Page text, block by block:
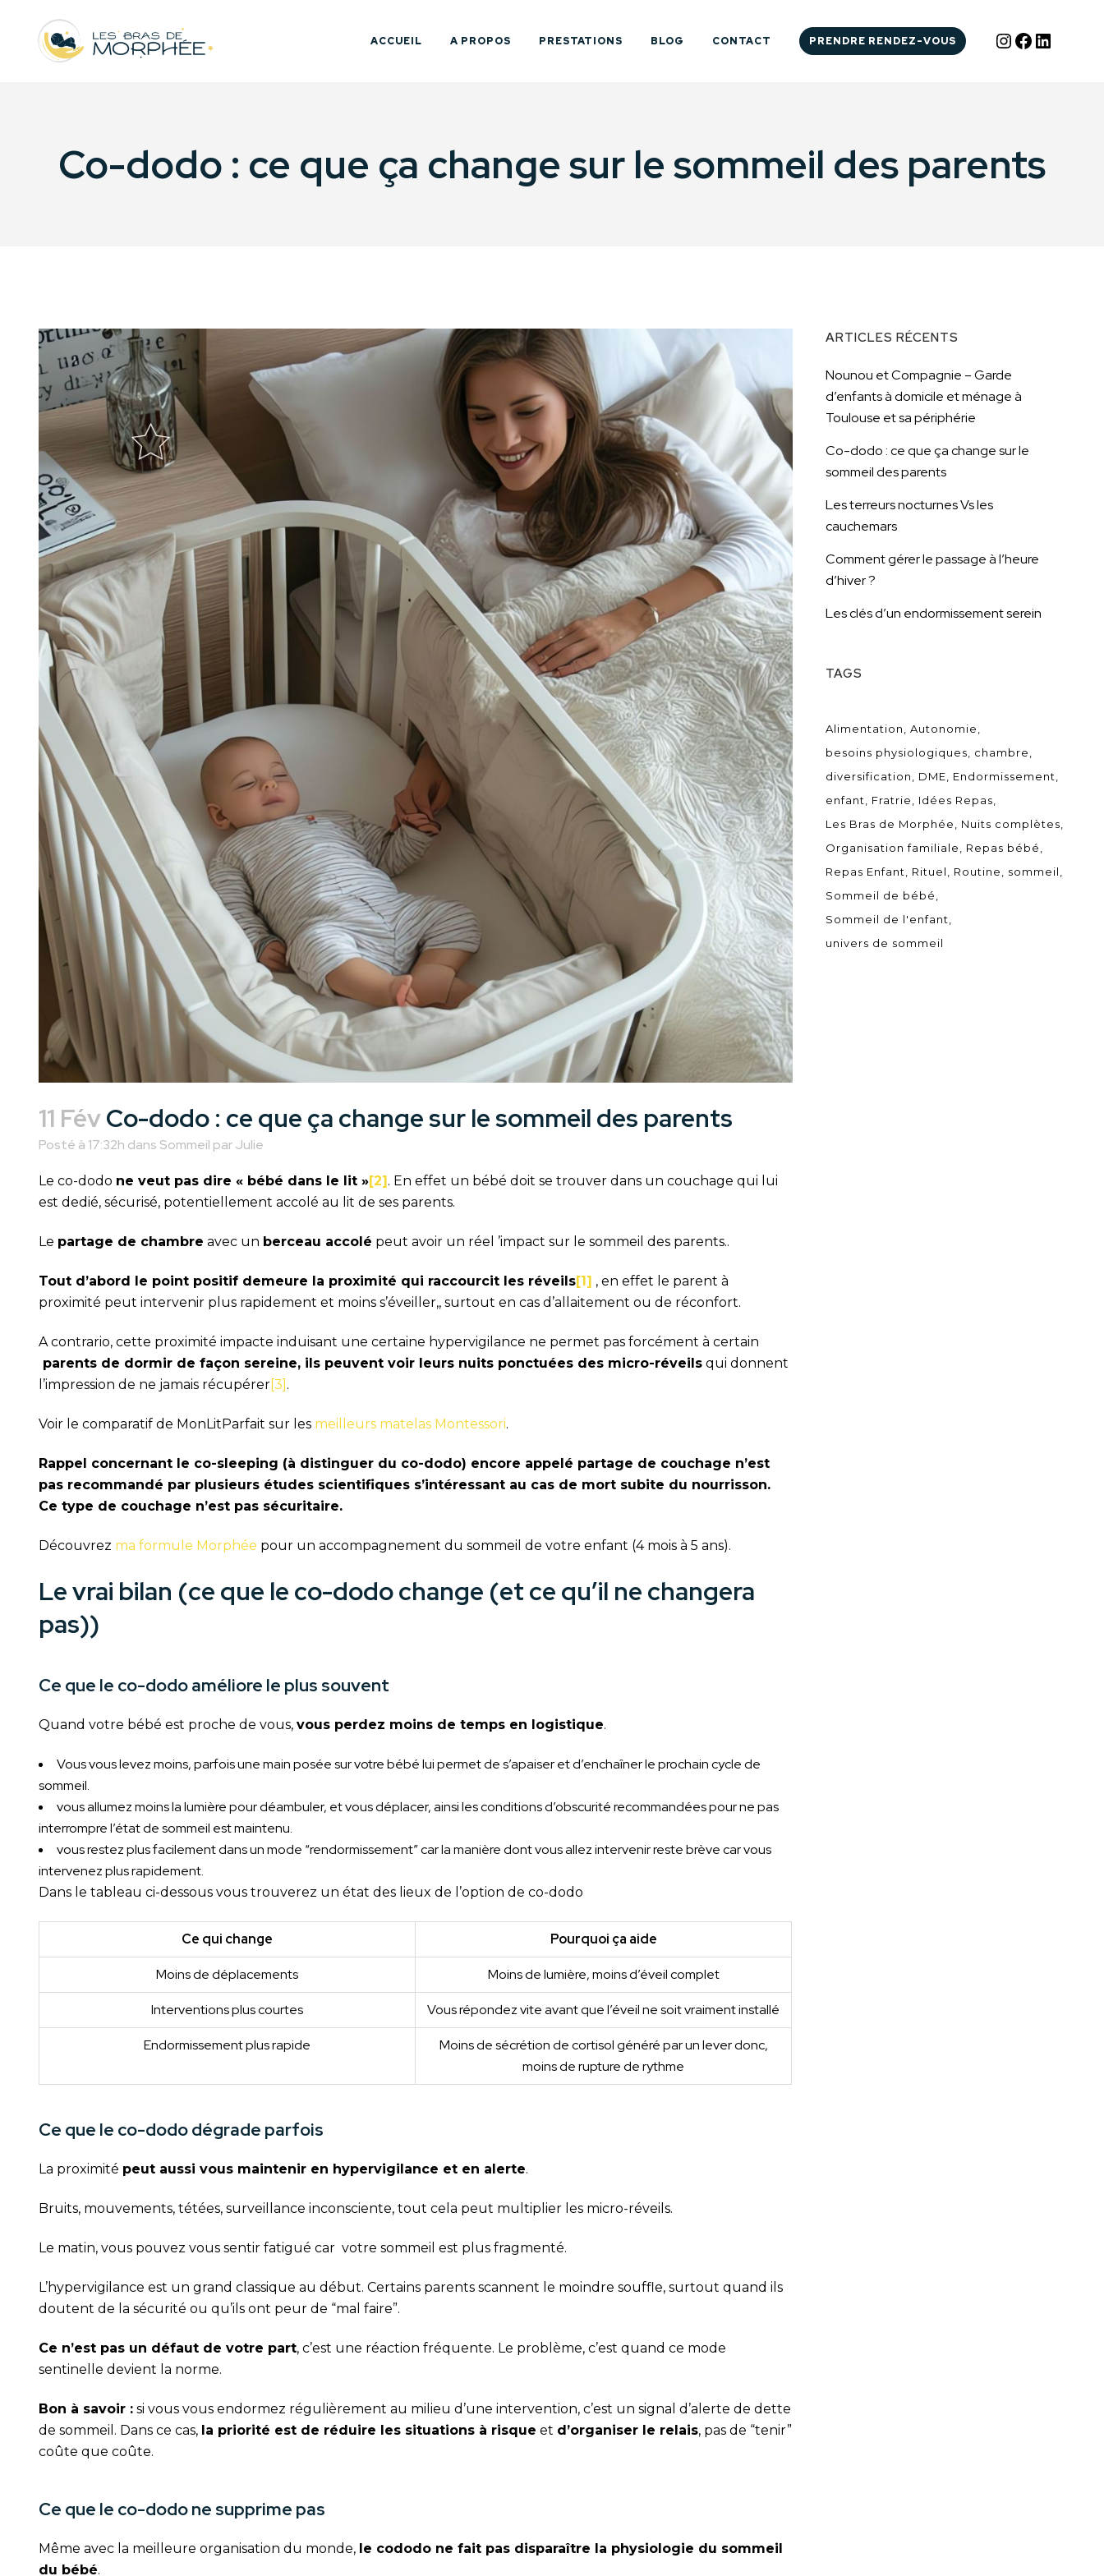
Instagram
Facebook
ACCUEIL A PROPOS PRESTATIONS BLOG CONTACT PRENDRE RENDEZ-VOUS
Co-dodo : ce que ça change sur le sommeil des parents
11 FévCo-dodo : ce que ça change sur le sommeil des parents
Posté à 17:32h dans Sommeil parJulie
Le co-dodo ne veut pas dire « bébé dans le lit »[2]. En effet un bébé doit se trouver dans un couchage qui lui
est dedié, sécurisé, potentiellement accolé au lit de ses parents.
Le partage de chambre avec un berceau accolé peut avoir un réel ’impact sur le sommeil des parents..
Tout d’abord le point positif demeure la proximité qui raccourcit les réveils[1] , en effet le parent à
proximité peut intervenir plus rapidement et moins s’éveiller,, surtout en cas d’allaitement ou de réconfort.
A contrario, cette proximité impacte induisant une certaine hypervigilance ne permet pas forcément à certain
parents de dormir de façon sereine, ils peuvent voir leurs nuits ponctuées des micro-réveils qui donnent
l’impression de ne jamais récupérer[3] .
Voir le comparatif de MonLitParfait sur les meilleurs matelas Montessori.
Rappel concernant le co-sleeping (à distinguer du co-dodo) encore appelé partage de couchage n’est
pas recommandé par plusieurs études scientifiques s’intéressant au cas de mort subite du nourrisson.
Ce type de couchage n’est pas sécuritaire.
Découvrez ma formule Morphée pour un accompagnement du sommeil de votre enfant (4 mois à 5 ans).
Le vrai bilan (ce que le co-dodo change (et ce qu’il ne changera
pas))
Ce que le co-dodo améliore le plus souvent
Quand votre bébé est proche de vous, vous perdez moins de temps en logistique.
Vous vous levez moins, parfois une main posée sur votre bébé lui permet de s’apaiser et d’enchaîner le prochain cycle de
sommeil.
vous allumez moins la lumière pour déambuler, et vous déplacer, ainsi les conditions d’obscurité recommandées pour ne pas
interrompre l’état de sommeil est maintenu.
vous restez plus facilement dans un mode “rendormissement” car la manière dont vous allez intervenir reste brève car vous
intervenez plus rapidement.
Dans le tableau ci-dessous vous trouverez un état des lieux de l’option de co-dodo
Ce qui change Pourquoi ça aide
Moins de déplacements Moins de lumière, moins d’éveil complet
Interventions plus courtes Vous répondez vite avant que l’éveil ne soit vraiment installé
Endormissement plus rapide
Moins de sécrétion de cortisol généré par un lever donc,
moins de rupture de rythme
Ce que le co-dodo dégrade parfois
La proximité peut aussi vous maintenir en hypervigilance et en alerte.
Bruits, mouvements, tétées, surveillance inconsciente, tout cela peut multiplier les micro-réveils.
Le matin, vous pouvez vous sentir fatigué car votre sommeil est plus fragmenté.
L’hypervigilance est un grand classique au début. Certains parents scannent le moindre souffle, surtout quand ils
doutent de la sécurité ou qu’ils ont peur de “mal faire”.
Ce n’est pas un défaut de votre part, c’est une réaction fréquente. Le problème, c’est quand ce mode
sentinelle devient la norme.
Bon à savoir : si vous vous endormez régulièrement au milieu d’une intervention, c’est un signal d’alerte de dette
de sommeil. Dans ce cas, la priorité est de réduire les situations à risque et d’organiser le relais, pas de “tenir”
coûte que coûte.
Ce que le co-dodo ne supprime pas
Même avec la meilleure organisation du monde, le cododo ne fait pas disparaître la physiologie du sommeil
du bébé.
ARTICLES RÉCENTS
Nounou et Compagnie – Garde
d’enfants à domicile et ménage à
Toulouse et sa périphérie
Co-dodo : ce que ça change sur le
sommeil des parents
Les terreurs nocturnes Vs les
cauchemars
Comment gérer le passage à l’heure
d’hiver ?
Les clés d’un endormissement serein
TAGS
Alimentation
Autonomie
besoins physiologiques
chambre
diversification
DME
Endormissement
enfant
Fratrie
Idées Repas
Les Bras de Morphée
Nuits complètes
Organisation familiale
Repas bébé
Repas Enfant
Rituel Routine
sommeil
Sommeil de bébé
Sommeil de l'enfant
univers de sommeil